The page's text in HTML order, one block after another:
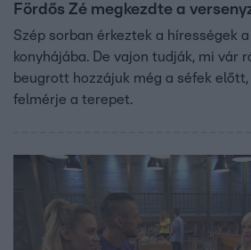
Fördős Zé megkezdte a
Szép sorban érkeztek a hírességek
konyhájába. De vajon tudják, mi vár
beugrott hozzájuk még a séfek
felmérje a terepet.